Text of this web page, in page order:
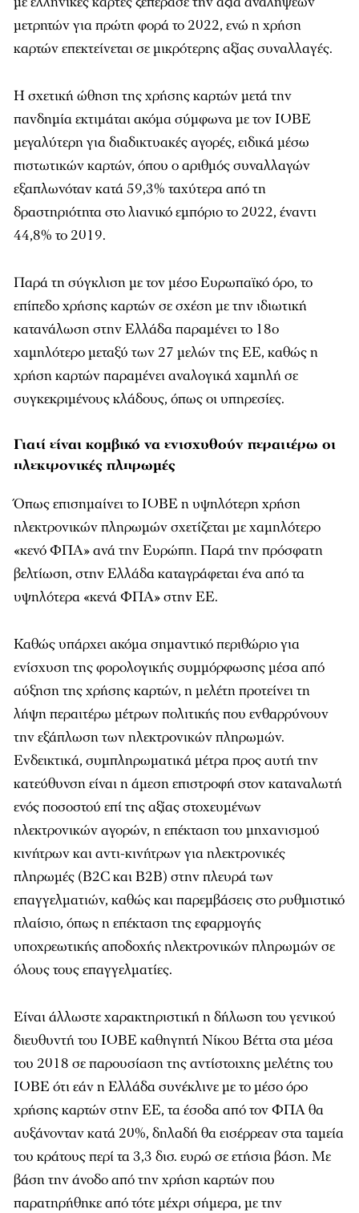
μετρητών για πρώτη φορά το 2022, ενώ η χρήση
καρτών επεκτείνεται σε μικρότερης αξίας συναλλαγές.
Η σχετική ώθηση της χρήσης καρτών μετά την
πανδημία εκτιμάται ακόμα σύμφωνα με τον ΙΟΒΕ
μεγαλύτερη για διαδικτυακές αγορές, ειδικά μέσω
πιστωτικών καρτών, όπου ο αριθμός συναλλαγών
εξαπλωνόταν κατά 59,3% ταχύτερα από τη
δραστηριότητα στο λιανικό εμπόριο το 2022, έναντι
44,8% το 2019.
Παρά τη σύγκλιση με τον μέσο Ευρωπαϊκό όρο, το
επίπεδο χρήσης καρτών σε σχέση με την ιδιωτική
κατανάλωση στην Ελλάδα παραμένει το 18ο
χαμηλότερο μεταξύ των 27 μελών της ΕΕ, καθώς η
χρήση καρτών παραμένει αναλογικά χαμηλή σε
συγκεκριμένους κλάδους, όπως οι υπηρεσίες.
Γιατί είναι κομβικό να ενισχυθούν περαιτέρω οι
ηλεκτρονικές πληρωμές
Όπως επισημαίνει το ΙΟΒΕ η υψηλότερη χρήση
ηλεκτρονικών πληρωμών σχετίζεται με χαμηλότερο
«κενό ΦΠΑ» ανά την Ευρώπη. Παρά την πρόσφατη
βελτίωση, στην Ελλάδα καταγράφεται ένα από τα
υψηλότερα «κενά ΦΠΑ» στην ΕΕ.
Καθώς υπάρχει ακόμα σημαντικό περιθώριο για
ενίσχυση της φορολογικής συμμόρφωσης μέσα από
αύξηση της χρήσης καρτών, η μελέτη προτείνει τη
λήψη περαιτέρω μέτρων πολιτικής που ενθαρρύνουν
την εξάπλωση των ηλεκτρονικών πληρωμών.
Ενδεικτικά, συμπληρωματικά μέτρα προς αυτή την
κατεύθυνση είναι η άμεση επιστροφή στον καταναλωτή
ενός ποσοστού επί της αξίας στοχευμένων
ηλεκτρονικών αγορών, η επέκταση του μηχανισμού
κινήτρων και αντι-κινήτρων για ηλεκτρονικές
πληρωμές (B2C και B2B) στην πλευρά των
επαγγελματιών, καθώς και παρεμβάσεις στο ρυθμιστικό
πλαίσιο, όπως η επέκταση της εφαρμογής
υποχρεωτικής αποδοχής ηλεκτρονικών πληρωμών σε
όλους τους επαγγελματίες.
Είναι άλλωστε χαρακτηριστική η δήλωση του γενικού
διευθυντή του ΙΟΒΕ καθηγητή Νίκου Βέττα στα μέσα
του 2018 σε παρουσίαση της αντίστοιχης μελέτης του
ΙΟΒΕ ότι εάν η Ελλάδα συνέκλινε με το μέσο όρο
χρήσης καρτών στην ΕΕ, τα έσοδα από τον ΦΠΑ θα
αυξάνονταν κατά 20%, δηλαδή θα εισέρρεαν στα ταμεία
του κράτους περί τα 3,3 δισ. ευρώ σε ετήσια βάση. Με
βάση την άνοδο από την χρήση καρτών που
παρατηρήθηκε από τότε μέχρι σήμερα, με την